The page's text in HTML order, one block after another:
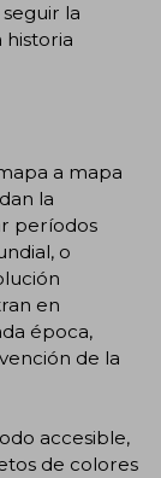
la
historia
a mapa
la
períodos
o
en
época,
de la
accesible,
de colores